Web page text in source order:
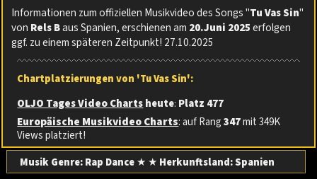
Informationen zum offiziellen Musikvideo des Songs "Tu Vas Sin"
von Rels Baus Spanien, erschienen am 20.Juni 2025erfolgen
ggf. zu einem späteren Zeitpunkt! 27.10.2025
Chartplatzierungen von 'Tu Vas Sin':
OLJO Tages Video Chartsheute: Platz 477
Europäische Musikvideo Charts: auf Rang347mit 349K
Views platziert!
Musik Genre: Rap Dance★ ★ Herkunftsland:Spanien